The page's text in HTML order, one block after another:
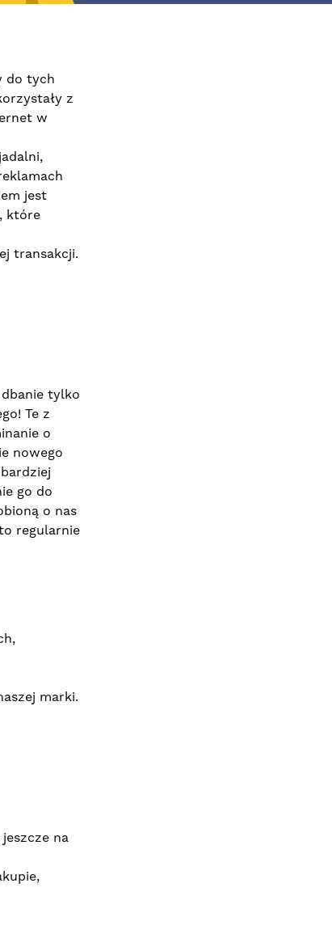
do tych
z
w
jest
które
transakcji.
tylko
Te z
o
nowego
go do
o nas
regularnie
marki.
na